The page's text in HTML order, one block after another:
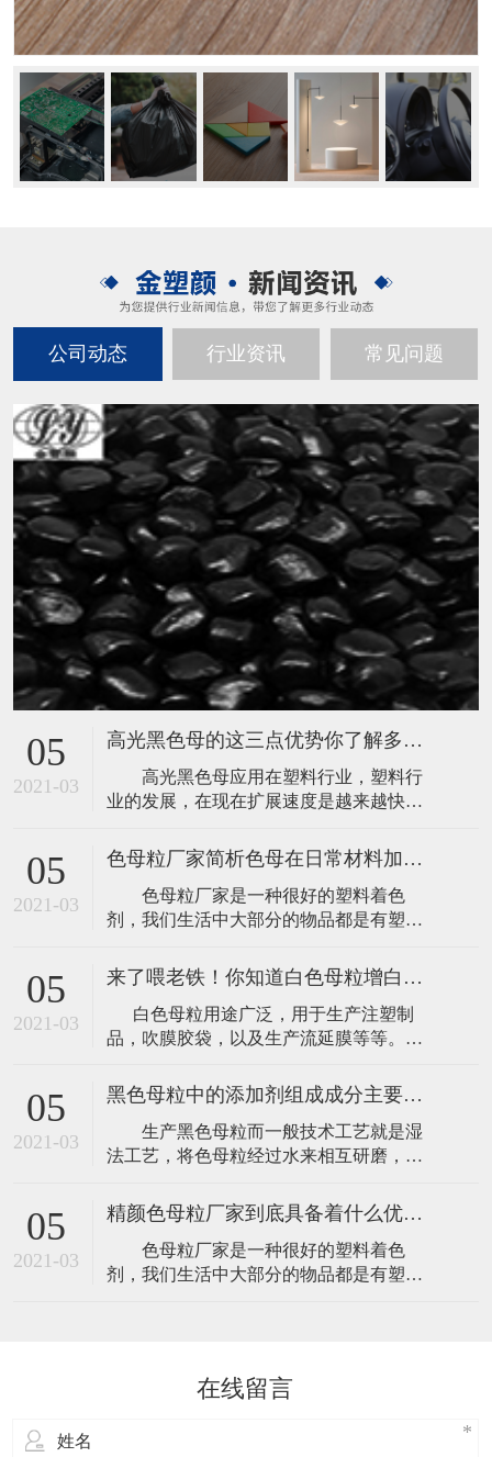
公司动态 行业资讯 常见问题
05
2021-03
​高光黑色母的这三点优势你了解多少呢？
​ 高光黑色母应用在塑料行业，塑料行
业的发展，在现在扩展速度是越来越快，
寿命长。​高光黑色母具有浓度高、分散性
好、清洁等显著的优点：1. 使颜料在制品
中具有更好的分散性 色母生产过程中
须对颜料进行细化处理，以提高颜料的分
05
2021-03
色母粒厂家简析色母在日常材料加工中有哪六大作用？
​色母粒厂家是一种很好的塑料着色
剂，我们生活中大部分的物品都是有塑料
的，黄颜色的，黑色的都有。这些塑料使
用的着色剂就是采用的色母粒。​色母粒厂
家简析色母在日常材料加工中可分为六大
作用：1.使颜料在制品中具有更好的分散
于树脂之中
05
2021-03
来了喂老铁！你知道白色母粒增白技术有什么优越性吗？
​ 白色母粒用途广泛，用于生产注塑制
品，吹膜胶袋，以及生产流延膜等等。因
来的塑料产品光亮度高，在耐温方面其性
能也很好，对原材料本身的物性没有任何
影响。​白色母粒增白技术有什么优越性
呢： (1)白色母
05
2021-03
黑色母粒中的添加剂组成成分主要有哪几类呢？
​ 生产黑色母粒而一般技术工艺就是湿
法工艺，将色母粒经过水来相互研磨，用
产出的色母粒，在质量方面是相当有保障
的。​黑色母粒中的添加剂组成成分主要有
以下几类： 1. 颜料或染料：颜料又分
为有机颜料与无机颜料 常用的有机颜料
05
2021-03
精颜色母粒厂家到底具备着什么优点是我们不知道的呢？
​色母粒厂家是一种很好的塑料着色
剂，我们生活中大部分的物品都是有塑料
色稳定性好：色母料颗粒与树脂颗粒相
在线留言